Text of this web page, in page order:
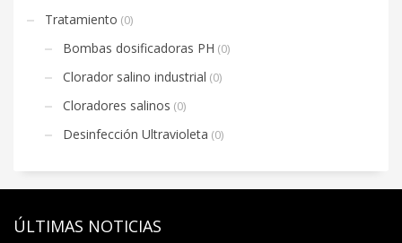
Tratamiento (0)
Bombas dosificadoras PH (0)
Clorador salino industrial (0)
Cloradores salinos (0)
Desinfección Ultravioleta (0)
ÚLTIMAS NOTICIAS